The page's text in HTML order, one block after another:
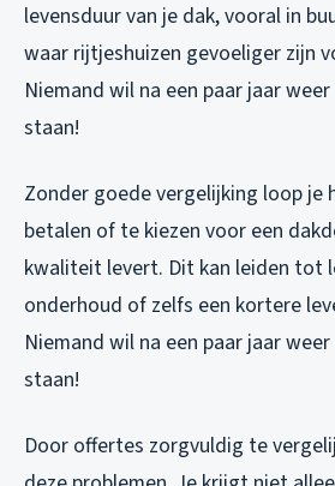
levensduur van je dak, vooral in
waar rijtjeshuizen gevoeliger zijn
Niemand wil na een paar jaar
staan!
Zonder goede vergelijking loop je
betalen of te kiezen voor een
kwaliteit levert. Dit kan leiden tot
onderhoud of zelfs een kortere
Niemand wil na een paar jaar
staan!
Door offertes zorgvuldig te